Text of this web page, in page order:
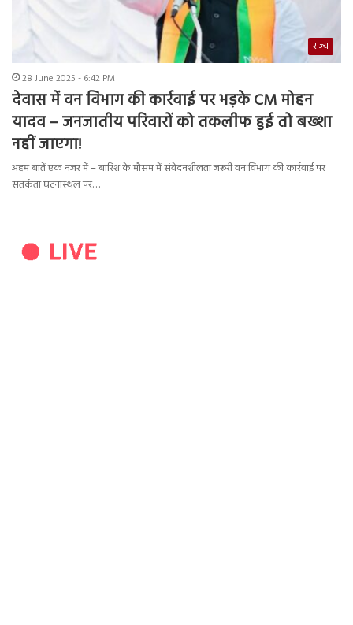
राज्य
28 June 2025 - 6:42 PM
देवास में वन विभाग की कार्रवाई पर भड़के CM मोहन
यादव – जनजातीय परिवारों को तकलीफ हुई तो बख्शा
नहीं जाएगा!
अहम बातें एक नजर में – बारिश के मौसम में संवेदनशीलता जरूरी वन विभाग की कार्रवाई पर
सतर्कता घटनास्थल पर…